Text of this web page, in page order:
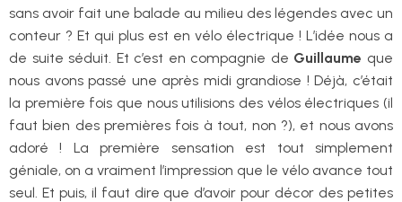
sans avoir fait une balade au milieu des légendes avec un
conteur ? Et qui plus est en vélo électrique ! L’idée nous a
de suite séduit. Et c’est en compagnie de Guillaume que
nous avons passé une après midi grandiose ! Déjà, c’était
la première fois que nous utilisions des vélos électriques (il
faut bien des premières fois à tout, non ?), et nous avons
adoré ! La première sensation est tout simplement
géniale, on a vraiment l’impression que le vélo avance tout
seul. Et puis, il faut dire que d’avoir pour décor des petites